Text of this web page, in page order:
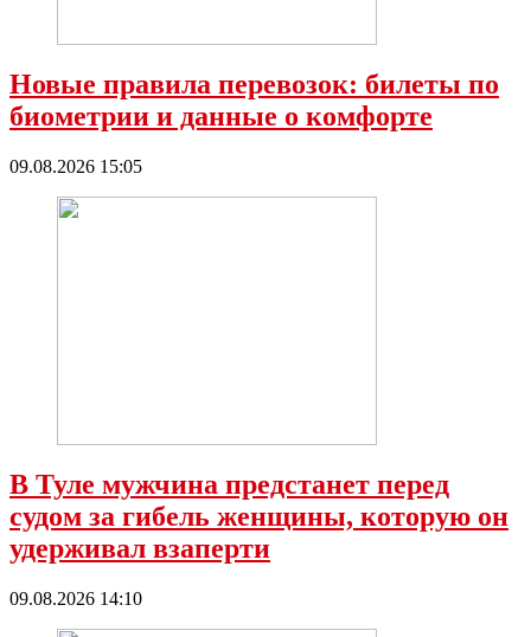
Новые правила перевозок: билеты по
биометрии и данные о комфорте
09.08.2026 15:05
В Туле мужчина предстанет перед
судом за гибель женщины, которую он
удерживал взаперти
09.08.2026 14:10